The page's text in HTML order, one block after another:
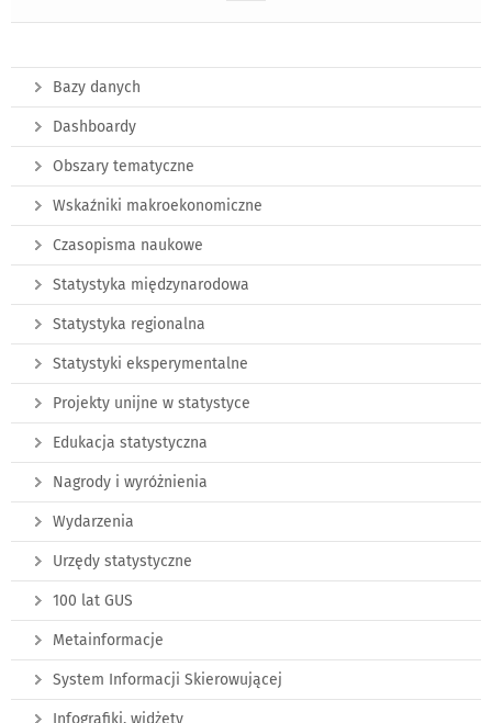
Bazy danych
Dashboardy
Obszary tematyczne
Wskaźniki makroekonomiczne
Czasopisma naukowe
Statystyka międzynarodowa
Statystyka regionalna
Statystyki eksperymentalne
Projekty unijne w statystyce
Edukacja statystyczna
Nagrody i wyróżnienia
Wydarzenia
Urzędy statystyczne
100 lat GUS
Metainformacje
System Informacji Skierowującej